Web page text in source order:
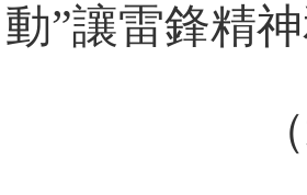
動”讓雷鋒精